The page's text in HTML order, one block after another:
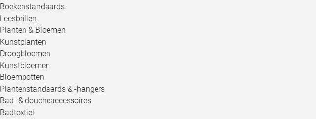
Boekenstandaards
Leesbrillen
Planten & Bloemen
Kunstplanten
Droogbloemen
Kunstbloemen
Bloempotten
Plantenstandaards & -hangers
Bad- & doucheaccessoires
Badtextiel